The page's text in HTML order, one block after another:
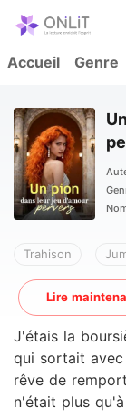
Accueil Genre
Trahison
Lire
J'étais la
qui sortait
rêve de
n'était plus qu'à un